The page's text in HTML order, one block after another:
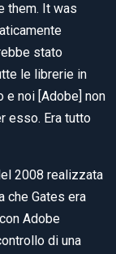
them. It was
stato
le librerie in
e noi [Adobe] non
esso. Era tutto
2008 realizzata
che Gates era
Adobe
di una